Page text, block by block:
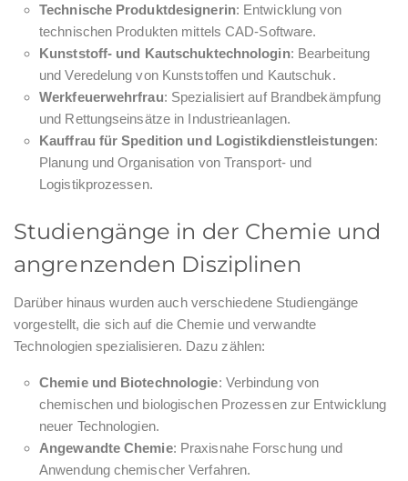
Technische Produktdesignerin: Entwicklung von
technischen Produkten mittels CAD-Software.
Kunststoff- und Kautschuktechnologin: Bearbeitung
und Veredelung von Kunststoffen und Kautschuk.
Werkfeuerwehrfrau: Spezialisiert auf Brandbekämpfung
und Rettungseinsätze in Industrieanlagen.
Kauffrau für Spedition und Logistikdienstleistungen:
Planung und Organisation von Transport- und
Logistikprozessen.
Studiengänge in der Chemie und
angrenzenden Disziplinen
Darüber hinaus wurden auch verschiedene Studiengänge
vorgestellt, die sich auf die Chemie und verwandte
Technologien spezialisieren. Dazu zählen:
Chemie und Biotechnologie: Verbindung von
chemischen und biologischen Prozessen zur Entwicklung
neuer Technologien.
Angewandte Chemie: Praxisnahe Forschung und
Anwendung chemischer Verfahren.